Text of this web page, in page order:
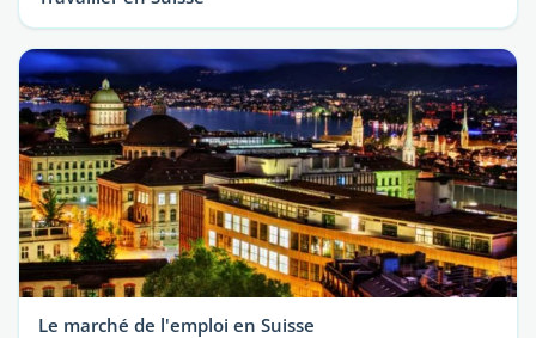
Le marché de l'emploi en Suisse